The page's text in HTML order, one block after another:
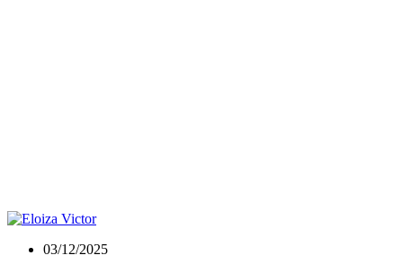
03/12/2025